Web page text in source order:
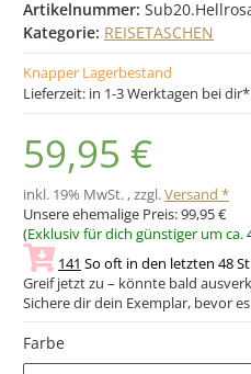
Artikelnummer:
Kategorie: REISETASCHEN
Knapper Lagerbestand
Lieferzeit: in 1-3 Werktagen bei
59,95 €
inkl. 19% MwSt. , zzgl.Versand *
Unsere ehemalige Preis:99,95 €
(Exklusiv für dich günstiger um ca.
141 So oft in den letzten 48
Greif jetzt zu – könnte bald
Sichere dir dein Exemplar, bevor
Farbe